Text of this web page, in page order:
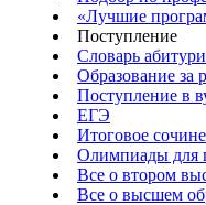
«Лучшие
Поступление
Словарь
Образование за
Поступление в
ЕГЭ
Итоговое
Олимпиады для
Все о втором
Все о высшем